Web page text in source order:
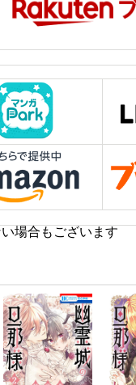
場合もございます